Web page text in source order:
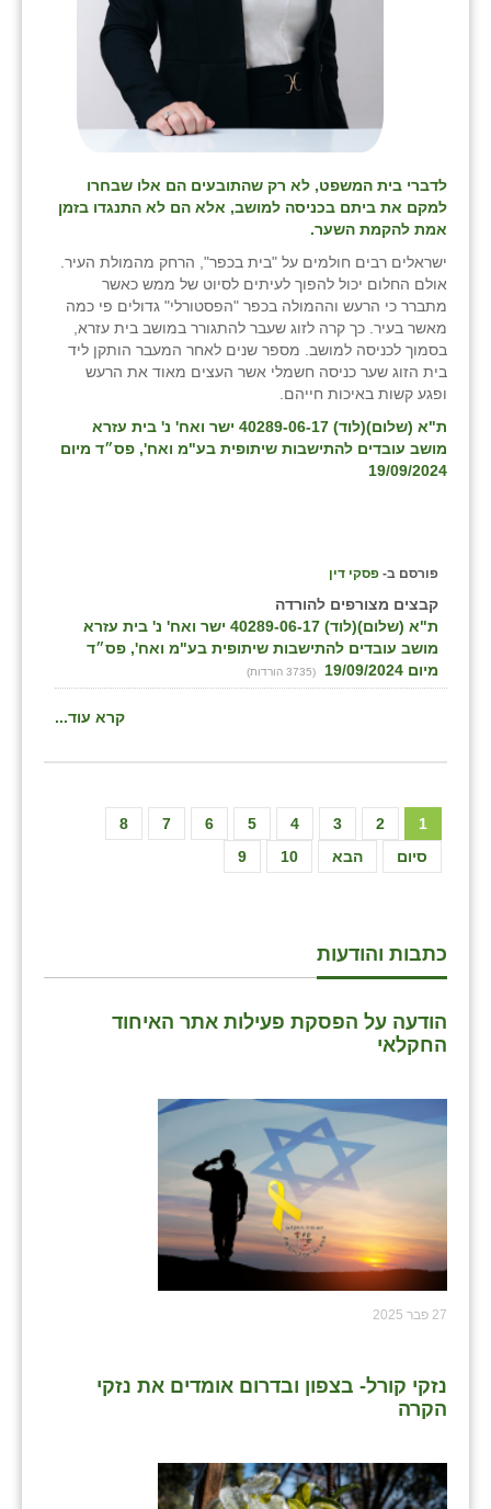
לדברי בית המשפט, לא רק שהתובעים הם אלו שבחרו
למקם את ביתם בכניסה למושב, אלא הם לא התנגדו בזמן
אמת להקמת השער.
ישראלים רבים חולמים על "בית בכפר", הרחק מהמולת העיר.
אולם החלום יכול להפוך לעיתים לסיוט של ממש כאשר
מתברר כי הרעש וההמולה בכפר "הפסטורלי" גדולים פי כמה
מאשר בעיר. כך קרה לזוג שעבר להתגורר במושב בית עזרא,
בסמוך לכניסה למושב. מספר שנים לאחר המעבר הותקן ליד
בית הזוג שער כניסה חשמלי אשר העצים מאוד את הרעש
ופגע קשות באיכות חייהם.
ת"א (שלום)(לוד) 40289-06-17 ישר ואח' נ' בית עזרא
מושב עובדים להתישבות שיתופית בע"מ ואח', פס״ד מיום
19/09/2024
פורסם ב- פסקי דין
קבצים מצורפים להורדה
ת"א (שלום)(לוד) 40289-06-17 ישר ואח' נ' בית עזרא
מושב עובדים להתישבות שיתופית בע"מ ואח', פס״ד
מיום 19/09/2024
(3735 הורדות)
קרא עוד...
1
2
3
4
5
6
7
8
9
10 הבא סיום
כתבות והודעות
הודעה על הפסקת פעילות אתר האיחוד
החקלאי
27 פבר 2025
נזקי קורל- בצפון ובדרום אומדים את נזקי
הקרה